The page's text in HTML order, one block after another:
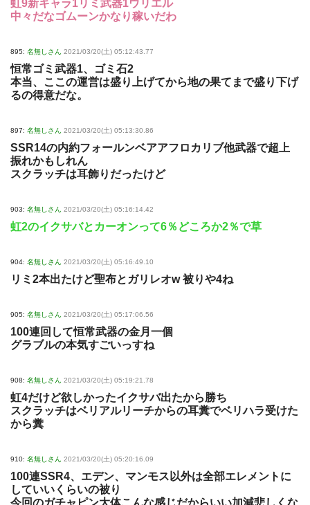
虹9新キャラ1リミ武器1ウリエル
中々だなゴムーンかなり稼いだわ
895: 名無しさん 2021/03/20(土) 05:12:43.77
恒常ゴミ武器1、ゴミ石2
本当、ここの運営は盛り上げてから地の果てまで盛り下げ
るの得意だな。
897: 名無しさん 2021/03/20(土) 05:13:30.86
SSR14の内約フォールンベアアフロカリブ他武器で超上
振れかもしれん
スクラッチは耳飾りだったけど
903: 名無しさん 2021/03/20(土) 05:16:14.42
虹2のイクサバとカーオンって6％どころか2％で草
904: 名無しさん 2021/03/20(土) 05:16:49.10
リミ2本出たけど聖布とガリレオw 被りや4ね
905: 名無しさん 2021/03/20(土) 05:17:06.56
100連回して恒常武器の金月一個
グラブルの本気すごいっすね
908: 名無しさん 2021/03/20(土) 05:19:21.78
虹4だけど欲しかったイクサバ出たから勝ち
スクラッチはベリアルリーチからの耳糞でベリハラ受けた
から糞
910: 名無しさん 2021/03/20(土) 05:20:16.09
100連SSR4、エデン、マンモス以外は全部エレメントに
していいくらいの被り
今回のガチャピン大体こんな感じだからいい加減悲しくな